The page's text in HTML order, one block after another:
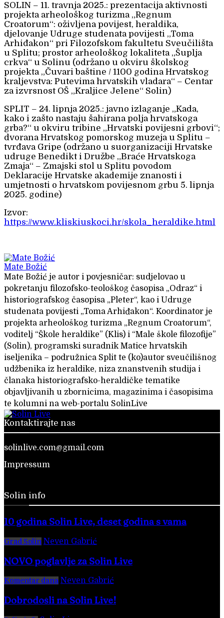
SOLIN – 11. travnja 2025.: prezentacija aktivnosti
projekta arheološkog turizma „Regnum
Croatorum“: oživljena povijest, heraldika,
djelovanje Udruge studenata povijesti „Toma
Arhiđakon“ pri Filozofskom fakultetu Sveučilišta
u Splitu; prostor arheološkog lokaliteta „Šuplja
crkva“ u Solinu (održano u okviru školskog
projekta „Čuvari baštine / 1100 godina Hrvatskog
kraljevstva: Putevima hrvatskih vladara“ – Centar
za izvrsnost OŠ „Kraljice Jelene“ Solin)
SPLIT – 24. lipnja 2025.: javno izlaganje „Kada,
kako i zašto nastaju šahirana polja hrvatskoga
grba?“ u okviru tribine „Hrvatski povijesni grbovi“;
dvorana Hrvatskog pomorskog muzeja u Splitu –
tvrđava Gripe (održano u suorganizaciji Hrvatske
udruge Benedikt i Družbe „Braće Hrvatskoga
Zmaja“ – Zmajski stol u Splitu povodom
Deklaracije Hrvatske akademije znanosti i
umjetnosti o hrvatskom povijesnom grbu 5. lipnja
2025. godine)
Izvor:
https://www.kliskiuskoci.hr/skola_heraldike.html
Mate Božić
Mate Božić je autor i povjesničar: sudjelovao u
pokretanju filozofsko-teološkog časopisa „Odraz“ i
historiografskog časopisa „Pleter“, kao i Udruge
studenata povijesti „Toma Arhiđakon“. Koordinator je
projekta arheološkog turizma „Regnum Croatorum“,
voditelj “Škole heraldike” (Klis) i “Male škole filozofije”
(Solin), programski suradnik Matice hrvatskih
iseljenika – podružnica Split te (ko)autor sveučilišnog
udžbenika iz heraldike, niza znanstvenih studija i
članaka historiografsko-heraldičke tematike
objavljivanih u zbornicima, magazinima i časopisima
te kolumni na web-portalu SolinLive
Kontaktirajte nas
solinlive.com@gmail.com
Impressum
Solin info
10 godina Solin Live, deset godina s vama
Grad Solin Neven Gabrić
NOVO poglavlje za Solin Live
Komentar dana Neven Gabrić
Dobrodošli na Solin Live!